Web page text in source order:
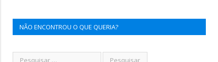
NÃO ENCONTROU O QUE QUERIA?